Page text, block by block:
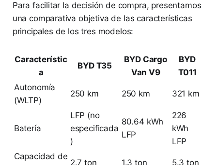
Para facilitar la decisión de compra, presentamos
una comparativa objetiva de las características
principales de los tres modelos:
Característic
a
BYD T35
BYD Cargo
Van V9
BYD
T011
Autonomía
(WLTP)
250 km 250 km 321 km
Batería
LFP (no
especificada
)
80.64 kWh
LFP
226
kWh
LFP
Capacidad de
2.7 ton 1.3 ton 5.3 ton